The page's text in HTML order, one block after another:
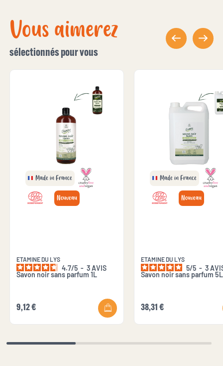
Vous aimerez
sélectionnés pour vous
Made in France
Nouveau
ETAMINE DU LYS
4.7/5 - 3AVIS
Savon noir sans parfum 1L
9,12 €
Made in France
Nouveau
ETAMINE DU LYS
5/5 - 3
Savon noir sans parfum 5L
38,31 €